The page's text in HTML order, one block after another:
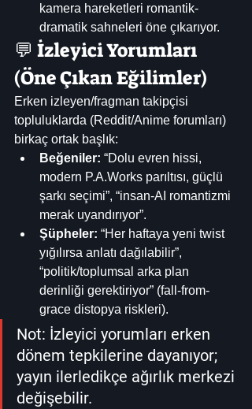
kamera hareketleri romantik-
dramatik sahneleri öne çıkarıyor.
💬 İzleyici Yorumları
(Öne Çıkan Eğilimler)
Erken izleyen/fragman takipçisi
topluluklarda (Reddit/Anime forumları)
birkaç ortak başlık:
Beğeniler: “Dolu evren hissi,
modern P.A.Works parıltısı, güçlü
şarkı seçimi”, “insan-AI romantizmi
merak uyandırıyor”.
Şüpheler: “Her haftaya yeni twist
yığılırsa anlatı dağılabilir”,
“politik/toplumsal arka plan
derinliği gerektiriyor” (fall-from-
grace distopya riskleri).
Not: İzleyici yorumları erken
dönem tepkilerine dayanıyor;
yayın ilerledikçe ağırlık merkezi
değişebilir.